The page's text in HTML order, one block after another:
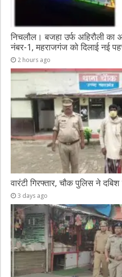
निचलौल। बजहा उर्फ अहिरौली का
नंबर-1, महराजगंज को दिलाई नई
2 hours ago
वारंटी गिरफ्तार, चौक पुलिस ने
3 days ago